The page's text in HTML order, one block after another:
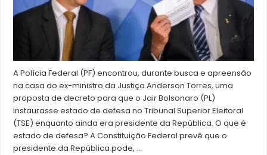
A Polícia Federal (PF) encontrou, durante busca e apreensão
na casa do ex-ministro da Justiça Anderson Torres, uma
proposta de decreto para que o Jair Bolsonaro (PL)
instaurasse estado de defesa no Tribunal Superior Eleitoral
(TSE) enquanto ainda era presidente da República. O que é
estado de defesa? A Constituição Federal prevê que o
presidente da República pode, …